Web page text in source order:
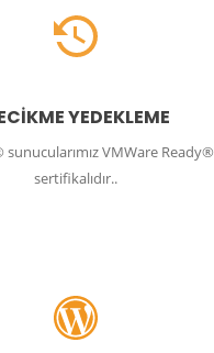
YEDEKLEME
VMWare Ready®
sertifikalıdır..